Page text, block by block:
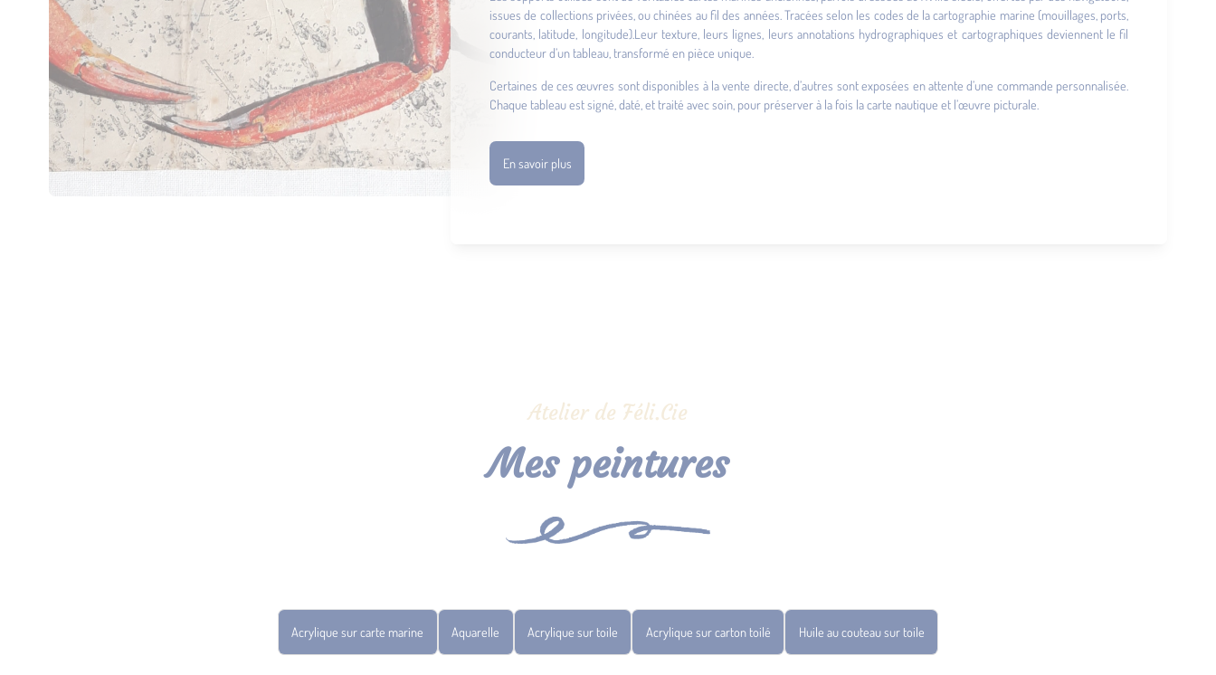
issues de collections privées, ou chinées au fil des années. Tracées selon les codes de la cartographie marine (mouillages, ports,
courants, latitude, longitude).Leur texture, leurs lignes, leurs annotations hydrographiques et cartographiques deviennent le fil
conducteur d’un tableau, transformé en pièce unique.
Certaines de ces œuvres sont disponibles à la vente directe, d’autres sont exposées en attente d’une commande personnalisée.
Chaque tableau est signé, daté, et traité avec soin, pour préserver à la fois la carte nautique et l’œuvre picturale.
En savoir plus
Atelier de Féli.Cie
Mes peintures
Acrylique sur carte marine Aquarelle Acrylique sur toile Acrylique sur carton toilé Huile au couteau sur toile